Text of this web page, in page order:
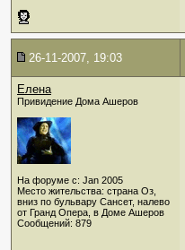
26-11-2007, 19:03
Елена
Привидение Дома Ашеров
На форуме с: Jan 2005
Место жительства: страна Оз,
вниз по бульвару Сансет, налево
от Гранд Опера, в Доме Ашеров
Сообщений: 879